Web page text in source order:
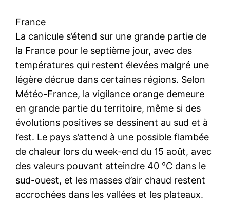
France
La canicule s’étend sur une grande partie de
la France pour le septième jour, avec des
températures qui restent élevées malgré une
légère décrue dans certaines régions. Selon
Météo-France, la vigilance orange demeure
en grande partie du territoire, même si des
évolutions positives se dessinent au sud et à
l’est. Le pays s’attend à une possible flambée
de chaleur lors du week-end du 15 août, avec
des valeurs pouvant atteindre 40 °C dans le
sud-ouest, et les masses d’air chaud restent
accrochées dans les vallées et les plateaux.